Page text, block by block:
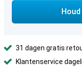
31 dagen gratis
Klantenservice